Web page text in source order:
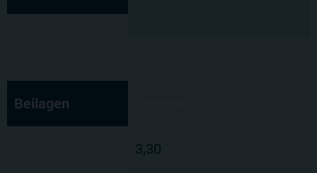
Beilagen
3,30